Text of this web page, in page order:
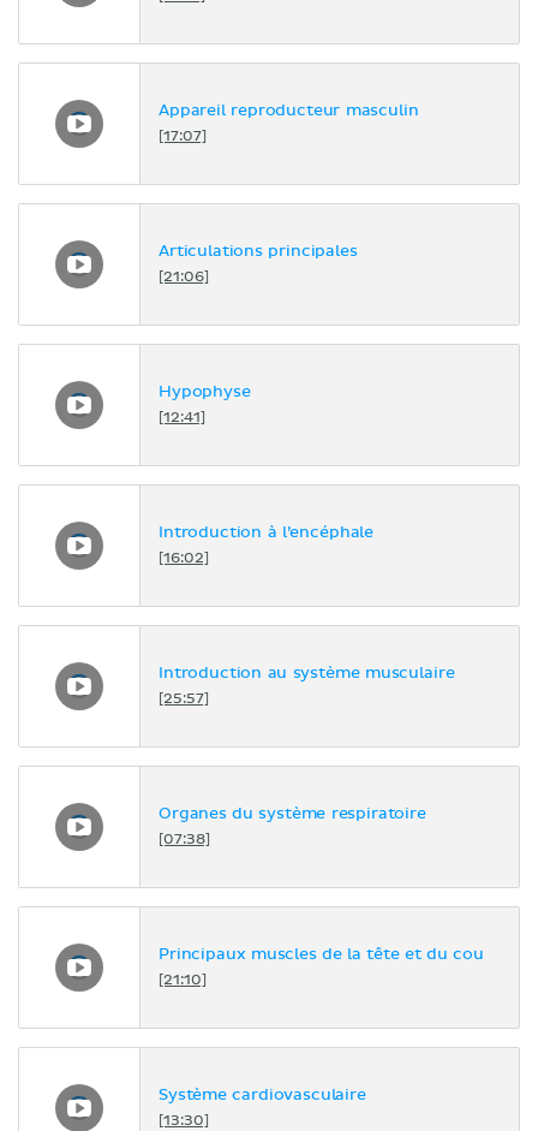
Appareil reproducteur masculin
[17:07]
Articulations principales
[21:06]
Hypophyse
[12:41]
Introduction à l’encéphale
[16:02]
Introduction au système musculaire
[25:57]
Organes du système respiratoire
[07:38]
Principaux muscles de la tête et du cou
[21:10]
Système cardiovasculaire
[13:30]